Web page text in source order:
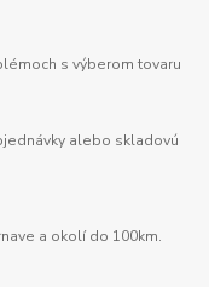
s výberom tovaru
alebo skladovú
a okolí do 100km.